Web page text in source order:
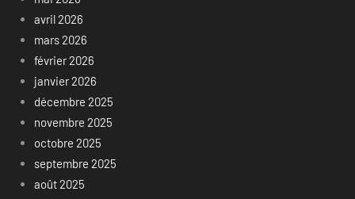
avril 2026
mars 2026
février 2026
janvier 2026
décembre 2025
novembre 2025
octobre 2025
septembre 2025
août 2025